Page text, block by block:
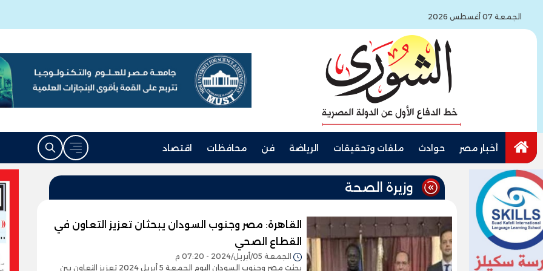
الجمعة 07 أغسطس 2026
أخبار مصر حوادث ملفات وتحقيقات الرياضة فن محافظات اقتصاد
وزيرة الصحة
القاهرة: مصر وجنوب السودان يبحثان تعزيز التعاون في
القطاع الصحي
الجمعة 05/أبريل/2024 - 07:20 م
بحثت مصر وجنوب السودان اليوم الجمعة 5 أبريل 2024 تعزيز التعاون بين